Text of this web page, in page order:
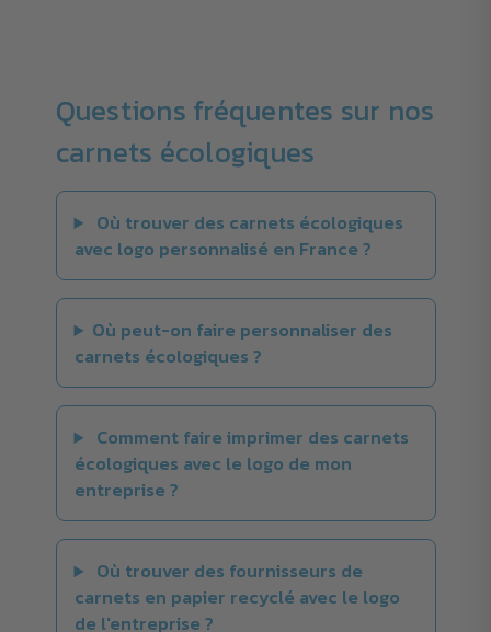
Questions fréquentes sur nos
carnets écologiques
Où trouver des carnets écologiques
avec logo personnalisé en France ?
Où peut-on faire personnaliser des
carnets écologiques ?
Comment faire imprimer des carnets
écologiques avec le logo de mon
entreprise ?
Où trouver des fournisseurs de
carnets en papier recyclé avec le logo
de l'entreprise ?